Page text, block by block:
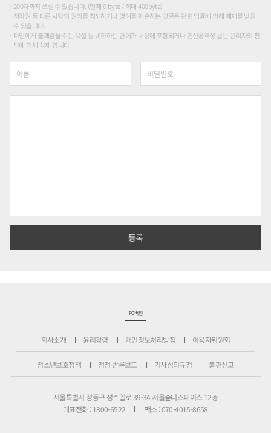
200자까지 쓰실 수 있습니다. (현재 0 byte / 최대 400byte)
저작권 등 다른 사람의 권리를 침해하거나 명예를 훼손하는 댓글은 관련 법률에 의해 제재를 받을
수 있습니다.
타인에게 불쾌감을 주는 욕설 등 비하하는 단어가 내용에 포함되거나 인신공격성 글은 관리자의 판
단에 의해 삭제 합니다.
PC버전
회사소개 윤리강령 개인정보처리방침 이용자위원회
청소년보호정책 정정·반론보도 기사심의규정 불편신고
서울특별시 성동구 성수일로 39-34 서울숲더스페이스 12층
대표전화 : 1800-6522
팩스 : 070-4015-8658